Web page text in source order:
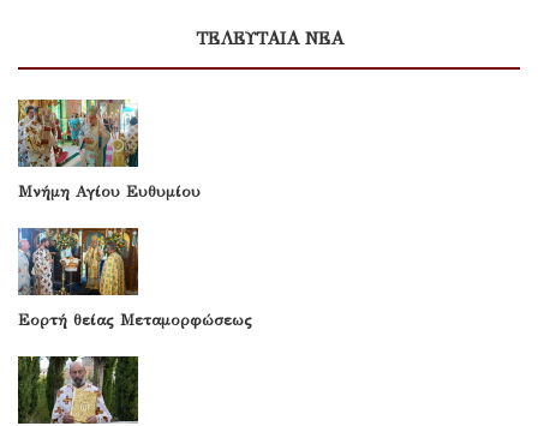
ΤΕΛΕΥΤΑΙΑ ΝΕΑ
Μνήμη Αγίου Ευθυμίου
Εορτή θείας Μεταμορφώσεως